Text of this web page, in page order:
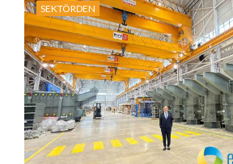
SEKTÖRDEN